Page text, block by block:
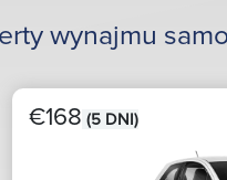
wynajmu
€168 (5 DNI)